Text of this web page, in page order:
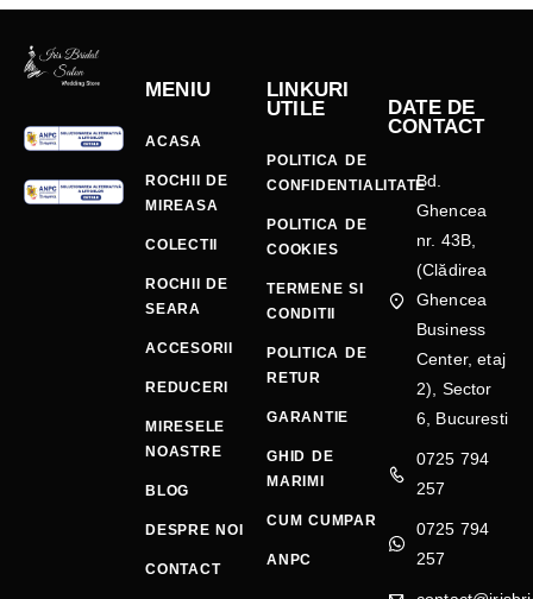
MENIU
ACASA
ROCHII DE
MIREASA
COLECTII
ROCHII DE
SEARA
ACCESORII
REDUCERI
MIRESELE
NOASTRE
BLOG
DESPRE NOI
CONTACT
LINKURI
UTILE
POLITICA DE
CONFIDENTIALITATE
POLITICA DE
COOKIES
TERMENE SI
CONDITII
POLITICA DE
RETUR
GARANTIE
GHID DE
MARIMI
CUM CUMPAR
ANPC
DATE DE
CONTACT
Bd.
Ghencea
nr. 43B,
(Clădirea
Ghencea
Business
Center, etaj
2), Sector
6, Bucuresti
0725 794
257
0725 794
257